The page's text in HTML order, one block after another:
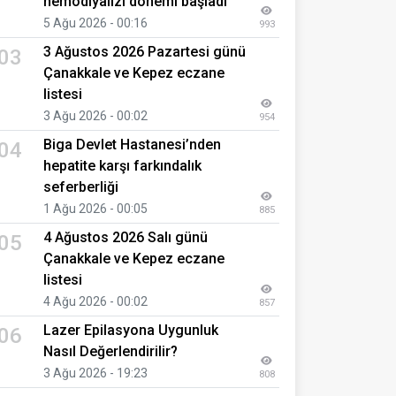
5 Ağu 2026 - 00:16 993
3 Ağustos 2026 Pazartesi günü
Çanakkale ve Kepez eczane
listesi
3 Ağu 2026 - 00:02 954
Biga Devlet Hastanesi’nden
hepatite karşı farkındalık
seferberliği
1 Ağu 2026 - 00:05 885
4 Ağustos 2026 Salı günü
Çanakkale ve Kepez eczane
listesi
4 Ağu 2026 - 00:02 857
Lazer Epilasyona Uygunluk
Nasıl Değerlendirilir?
3 Ağu 2026 - 19:23 808